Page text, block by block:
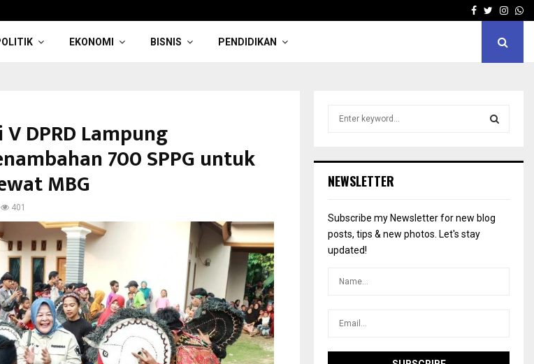
Facebook
Twitter
EKONOMI BISNIS PENDIDIKAN
DPRD Lampung
700 SPPG untuk
MBG
401
h
o
NEWSLETTER
Subscribe my Newsletter for new blog
posts, tips & new photos. Let's stay
updated!